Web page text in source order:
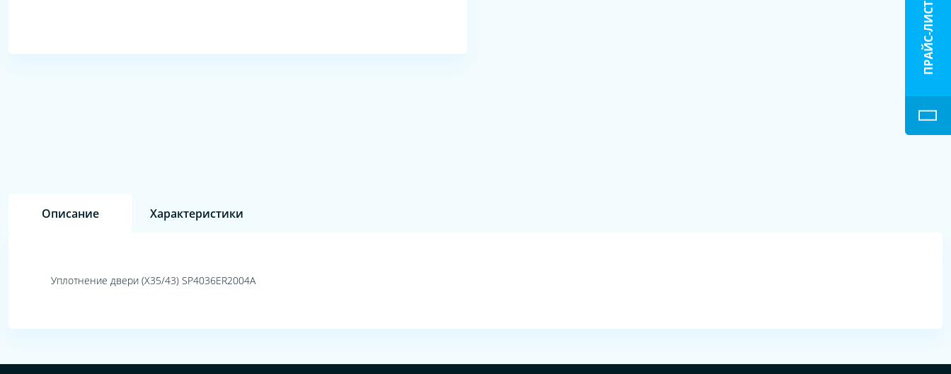
Описание Характеристики
Уплотнение двери (Х35/43) SP4036ER2004A
ПРАЙС-ЛИСТ